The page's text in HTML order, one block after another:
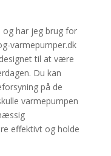
og har jeg brug for
varmepumper.dk
til at være
Du kan
på de
varmepumpen
effektivt og holde